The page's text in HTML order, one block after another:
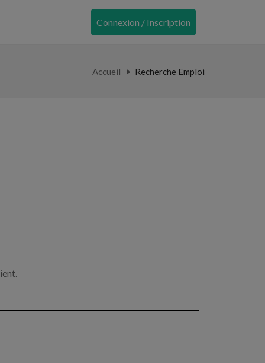
Connexion / Inscription
Accueil Recherche Emploi